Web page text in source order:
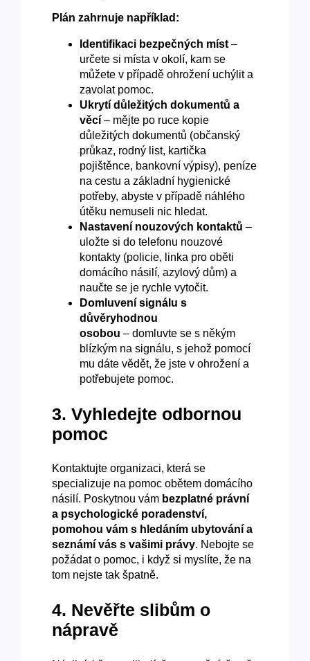
Plán zahrnuje například:
Identifikaci bezpečných míst–⁠⁠⁠⁠⁠⁠
určete si místa v okolí, kam se
můžete v případě ohrožení uchýlit a
zavolat pomoc.
Ukrytí důležitých dokumentů a
věcí –⁠⁠⁠⁠⁠⁠ mějte po ruce kopie
důležitých dokumentů (občanský
průkaz, rodný list, kartička
pojištěnce, bankovní výpisy), peníze
na cestu a základní hygienické
potřeby, abyste v případě náhlého
útěku nemuseli nic hledat.
Nastavení nouzových kontaktů–⁠⁠⁠⁠⁠⁠
uložte si do telefonu nouzové
kontakty (policie, linka pro oběti
domácího násilí, azylový dům) a
naučte se je rychle vytočit.
Domluvení signálu s
důvěryhodnou
osobou –⁠⁠⁠⁠⁠⁠ domluvte se s někým
blízkým na signálu, s jehož pomocí
mu dáte vědět, že jste v ohrožení a
potřebujete pomoc.
3. Vyhledejte odbornou
pomoc
Kontaktujte organizaci, která se
specializuje na pomoc obětem domácího
násilí. Poskytnou vám bezplatné právní
a psychologické poradenství,
pomohou vám s hledáním ubytování a
seznámí vás s vašimi právy. Nebojte se
požádat o pomoc, i když si myslíte, že na
tom nejste tak špatně.
4. Nevěřte slibům o
nápravě